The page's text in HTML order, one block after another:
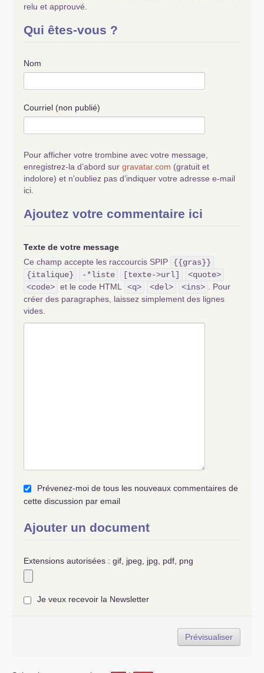
relu et approuvé.
Qui êtes-vous ?
Nom
Courriel (non publié)
Pour afficher votre trombine avec votre message,
enregistrez-la d’abord sur gravatar.com (gratuit et
indolore) et n’oubliez pas d’indiquer votre adresse e-mail
ici.
Ajoutez votre commentaire ici
Texte de votre message
Ce champ accepte les raccourcis SPIP
{{gras}}
{italique}
-*liste [texte->url]
<quote>
<code> et le code HTML <q> <del> <ins>
. Pour
créer des paragraphes, laissez simplement des lignes
vides.
Prévenez-moi de tous les nouveaux commentaires de
cette discussion par email
Ajouter un document
Extensions autorisées : gif, jpeg, jpg, pdf, png
Je veux recevoir la Newsletter